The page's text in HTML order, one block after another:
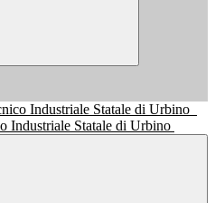
Industriale Statale di Urbino